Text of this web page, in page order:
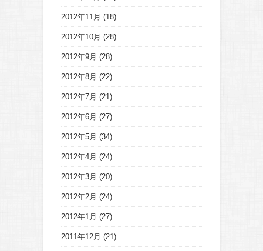
2012年11月 (18)
2012年10月 (28)
2012年9月 (28)
2012年8月 (22)
2012年7月 (21)
2012年6月 (27)
2012年5月 (34)
2012年4月 (24)
2012年3月 (20)
2012年2月 (24)
2012年1月 (27)
2011年12月 (21)